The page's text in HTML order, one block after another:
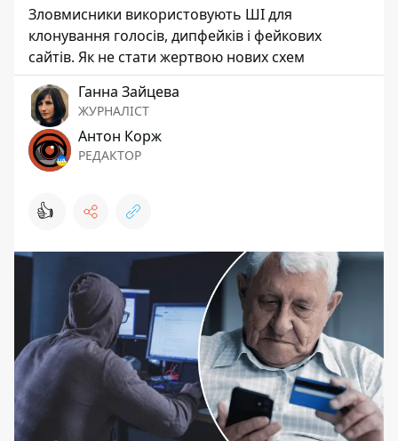
Зловмисники використовують ШІ для
клонування голосів, дипфейків і фейкових
сайтів. Як не стати жертвою нових схем
Ганна Зайцева
ЖУРНАЛІСТ
Антон Корж
РЕДАКТОР
👍